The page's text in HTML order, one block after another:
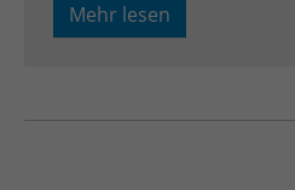
Mehr lesen